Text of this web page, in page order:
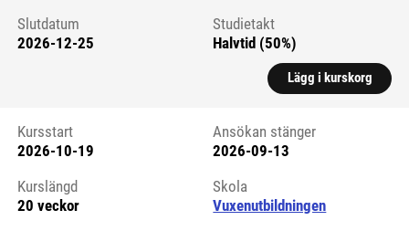
Slutdatum
2026-12-25
Studietakt
Halvtid (50%)
Lägg i kurskorg
Kursstart 6326749
Kursstart
2026-10-19
Ansökan stänger
2026-09-13
Kurslängd
20 veckor
Skola
Vuxenutbildningen